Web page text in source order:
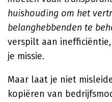
huishouding om het
belanghebbenden te
verspilt aan
je missie.
Maar laat je niet
kopiëren van